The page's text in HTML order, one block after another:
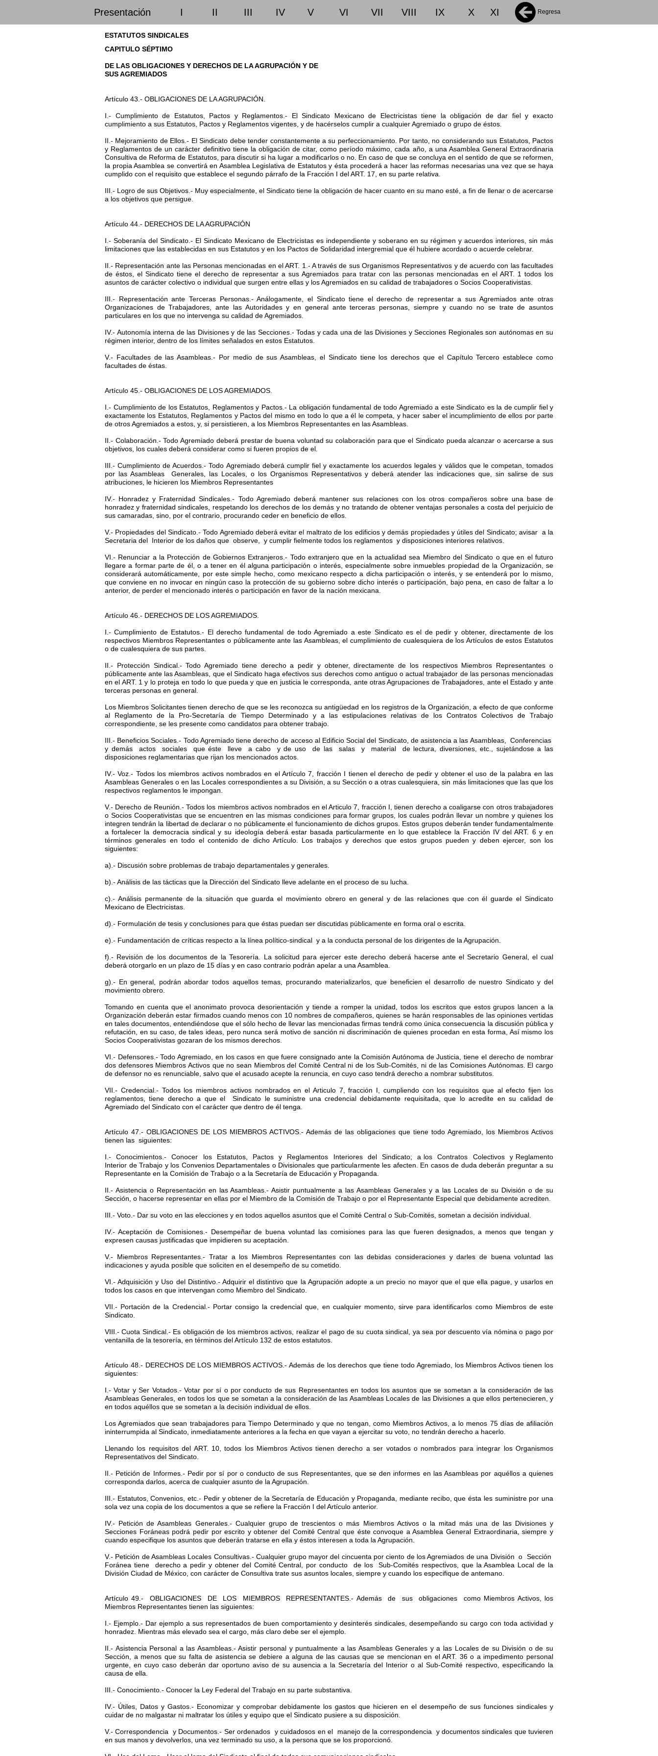
Regresa
I II III IV V VI VII VIII IX X
Presentación XI
ESTATUTOS SINDICALES
CAPITULO SÉPTIMO
DE LAS OBLIGACIONES Y DERECHOS DE LA AGRUPACIÓN Y DE
SUS AGREMIADOS
Artículo 43.- OBLIGACIONES DE LA AGRUPACIÓN.
I.- Cumplimiento de Estatutos, Pactos y Reglamentos.- El Sindicato Mexicano de Electricistas tiene la obligación de dar fiel y exacto
cumplimiento a sus Estatutos, Pactos y Reglamentos vigentes, y de hacérselos cumplir a cualquier Agremiado o grupo de éstos.
II.- Mejoramiento de Ellos.- El Sindicato debe tender constantemente a su perfeccionamiento. Por tanto, no considerando sus Estatutos, Pactos
y Reglamentos de un carácter definitivo tiene la obligación de citar, como período máximo, cada año, a una Asamblea General Extraordinaria
Consultiva de Reforma de Estatutos, para discutir si ha lugar a modificarlos o no. En caso de que se concluya en el sentido de que se reformen,
la propia Asamblea se convertirá en Asamblea Legislativa de Estatutos y ésta procederá a hacer las reformas necesarias una vez que se haya
cumplido con el requisito que establece el segundo párrafo de la Fracción I del ART. 17, en su parte relativa.
III.- Logro de sus Objetivos.- Muy especialmente, el Sindicato tiene la obligación de hacer cuanto en su mano esté, a fin de llenar o de acercarse
a los objetivos que persigue.
Artículo 44.- DERECHOS DE LA AGRUPACIÓN
I.- Soberanía del Sindicato.- El Sindicato Mexicano de Electricistas es independiente y soberano en su régimen y acuerdos interiores, sin más
limitaciones que las establecidas en sus Estatutos y en los Pactos de Solidaridad intergremial que él hubiere acordado o acuerde celebrar.
II.- Representación ante las Personas mencionadas en el ART. 1.- A través de sus Organismos Representativos y de acuerdo con las facultades
de éstos, el Sindicato tiene el derecho de representar a sus Agremiados para tratar con las personas mencionadas en el ART. 1 todos los
asuntos de carácter colectivo o individual que surgen entre ellas y los Agremiados en su calidad de trabajadores o Socios Cooperativistas.
III.- Representación ante Terceras Personas.- Análogamente, el Sindicato tiene el derecho de representar a sus Agremiados ante otras
Organizaciones de Trabajadores, ante las Autoridades y en general ante terceras personas, siempre y cuando no se trate de asuntos
particulares en los que no intervenga su calidad de Agremiados.
IV.- Autonomía interna de las Divisiones y de las Secciones.- Todas y cada una de las Divisiones y Secciones Regionales son autónomas en su
régimen interior, dentro de los límites señalados en estos Estatutos.
V.- Facultades de las Asambleas.- Por medio de sus Asambleas, el Sindicato tiene los derechos que el Capítulo Tercero establece como
facultades de éstas.
Artículo 45.- OBLIGACIONES DE LOS AGREMIADOS.
I.- Cumplimiento de los Estatutos, Reglamentos y Pactos.- La obligación fundamental de todo Agremiado a este Sindicato es la de cumplir fiel y
exactamente los Estatutos, Reglamentos y Pactos del mismo en todo lo que a él le competa, y hacer saber el incumplimiento de ellos por parte
de otros Agremiados a estos, y, si persistieren, a los Miembros Representantes en las Asambleas.
II.- Colaboración.- Todo Agremiado deberá prestar de buena voluntad su colaboración para que el Sindicato pueda alcanzar o acercarse a sus
objetivos, los cuales deberá considerar como si fueren propios de el.
III.- Cumplimiento de Acuerdos.- Todo Agremiado deberá cumplir fiel y exactamente los acuerdos legales y válidos que le competan, tomados
por las Asambleas Generales, las Locales, o los Organismos Representativos y deberá atender las indicaciones que, sin salirse de sus
atribuciones, le hicieren los Miembros Representantes
IV.- Honradez y Fraternidad Sindicales.- Todo Agremiado deberá mantener sus relaciones con los otros compañeros sobre una base de
honradez y fraternidad sindicales, respetando los derechos de los demás y no tratando de obtener ventajas personales a costa del perjuicio de
sus camaradas, sino, por el contrario, procurando ceder en beneficio de ellos.
V.- Propiedades del Sindicato.- Todo Agremiado deberá evitar el maltrato de los edificios y demás propiedades y útiles del Sindicato; avisar a la
Secretaria del Interior de los daños que observe, y cumplir fielmente todos los reglamentos y disposiciones interiores relativos.
VI.- Renunciar a la Protección de Gobiernos Extranjeros.- Todo extranjero que en la actualidad sea Miembro del Sindicato o que en el futuro
llegare a formar parte de él, o a tener en él alguna participación o interés, especialmente sobre inmuebles propiedad de la Organización, se
considerará automáticamente, por este simple hecho, como mexicano respecto a dicha participación o interés, y se entenderá por lo mismo,
que conviene en no invocar en ningún caso la protección de su gobierno sobre dicho interés o participación, bajo pena, en caso de faltar a lo
anterior, de perder el mencionado interés o participación en favor de la nación mexicana.
Artículo 46.- DERECHOS DE LOS AGREMIADOS.
I.- Cumplimiento de Estatutos.- El derecho fundamental de todo Agremiado a este Sindicato es el de pedir y obtener, directamente de los
respectivos Miembros Representantes o públicamente ante las Asambleas, el cumplimiento de cualesquiera de los Artículos de estos Estatutos
o de cualesquiera de sus partes.
II.- Protección Sindical.- Todo Agremiado tiene derecho a pedir y obtener, directamente de los respectivos Miembros Representantes o
públicamente ante las Asambleas, que el Sindicato haga efectivos sus derechos como antiguo o actual trabajador de las personas mencionadas
en el ART. 1 y lo proteja en todo lo que pueda y que en justicia le corresponda, ante otras Agrupaciones de Trabajadores, ante el Estado y ante
terceras personas en general.
Los Miembros Solicitantes tienen derecho de que se les reconozca su antigüedad en los registros de la Organización, a efecto de que conforme
al Reglamento de la Pro-Secretaría de Tiempo Determinado y a las estipulaciones relativas de los Contratos Colectivos de Trabajo
correspondiente, se les presente como candidatos para obtener trabajo.
III.- Beneficios Sociales.- Todo Agremiado tiene derecho de acceso al Edificio Social del Sindicato, de asistencia a las Asambleas, Conferencias
y demás actos sociales que éste lleve a cabo y de uso de las salas y material de lectura, diversiones, etc., sujetándose a las
disposiciones reglamentarias que rijan los mencionados actos.
IV.- Voz.- Todos los miembros activos nombrados en el Artículo 7, fracción I tienen el derecho de pedir y obtener el uso de la palabra en las
Asambleas Generales o en las Locales correspondientes a su División, a su Sección o a otras cualesquiera, sin más limitaciones que las que los
respectivos reglamentos le impongan.
V.- Derecho de Reunión.- Todos los miembros activos nombrados en el Articulo 7, fracción I, tienen derecho a coaligarse con otros trabajadores
o Socios Cooperativistas que se encuentren en las mismas condiciones para formar grupos, los cuales podrán llevar un nombre y quienes los
integren tendrán la libertad de declarar o no públicamente el funcionamiento de dichos grupos. Estos grupos deberán tender fundamentalmente
a fortalecer la democracia sindical y su ideología deberá estar basada particularmente en lo que establece la Fracción IV del ART. 6 y en
términos generales en todo el contenido de dicho Artículo. Los trabajos y derechos que estos grupos pueden y deben ejercer, son los
siguientes:
a).- Discusión sobre problemas de trabajo departamentales y generales.
b).- Análisis de las tácticas que la Dirección del Sindicato lleve adelante en el proceso de su lucha.
c).- Análisis permanente de la situación que guarda el movimiento obrero en general y de las relaciones que con él guarde el Sindicato
Mexicano de Electricistas.
d).- Formulación de tesis y conclusiones para que éstas puedan ser discutidas públicamente en forma oral o escrita.
e).- Fundamentación de críticas respecto a la línea político-sindical y a la conducta personal de los dirigentes de la Agrupación.
f).- Revisión de los documentos de la Tesorería. La solicitud para ejercer este derecho deberá hacerse ante el Secretario General, el cual
deberá otorgarlo en un plazo de 15 días y en caso contrario podrán apelar a una Asamblea.
g).- En general, podrán abordar todos aquellos temas, procurando materializarlos, que beneficien el desarrollo de nuestro Sindicato y del
movimiento obrero.
Tomando en cuenta que el anonimato provoca desorientación y tiende a romper la unidad, todos los escritos que estos grupos lancen a la
Organización deberán estar firmados cuando menos con 10 nombres de compañeros, quienes se harán responsables de las opiniones vertidas
en tales documentos, entendiéndose que el sólo hecho de llevar las mencionadas firmas tendrá como única consecuencia la discusión pública y
refutación, en su caso, de tales ideas, pero nunca será motivo de sanción ni discriminación de quienes procedan en esta forma, Así mismo los
Socios Cooperativistas gozaran de los mismos derechos.
VI.- Defensores.- Todo Agremiado, en los casos en que fuere consignado ante la Comisión Autónoma de Justicia, tiene el derecho de nombrar
dos defensores Miembros Activos que no sean Miembros del Comité Central ni de los Sub-Comités, ni de las Comisiones Autónomas. El cargo
de defensor no es renunciable, salvo que el acusado acepte la renuncia, en cuyo caso tendrá derecho a nombrar substitutos.
VII.- Credencial.- Todos los miembros activos nombrados en el Articulo 7, fracción I, cumpliendo con los requisitos que al efecto fijen los
reglamentos, tiene derecho a que el Sindicato le suministre una credencial debidamente requisitada, que lo acredite en su calidad de
Agremiado del Sindicato con el carácter que dentro de él tenga.
Artículo 47.- OBLIGACIONES DE LOS MIEMBROS ACTIVOS.- Además de las obligaciones que tiene todo Agremiado, los Miembros Activos
tienen las siguientes:
I.- Conocimientos.- Conocer los Estatutos, Pactos y Reglamentos Interiores del Sindicato; a los Contratos Colectivos y Reglamento
Interior de Trabajo y los Convenios Departamentales o Divisionales que particularmente les afecten. En casos de duda deberán preguntar a su
Representante en la Comisión de Trabajo o a la Secretaría de Educación y Propaganda.
II.- Asistencia o Representación en las Asambleas.- Asistir puntualmente a las Asambleas Generales y a las Locales de su División o de su
Sección, o hacerse representar en ellas por el Miembro de la Comisión de Trabajo o por el Representante Especial que debidamente acrediten.
III.- Voto.- Dar su voto en las elecciones y en todos aquellos asuntos que el Comité Central o Sub-Comités, sometan a decisión individual.
IV.- Aceptación de Comisiones.- Desempeñar de buena voluntad las comisiones para las que fueren designados, a menos que tengan y
expresen causas justificadas que impidieren su aceptación.
V.- Miembros Representantes.- Tratar a los Miembros Representantes con las debidas consideraciones y darles de buena voluntad las
indicaciones y ayuda posible que soliciten en el desempeño de su cometido.
VI.- Adquisición y Uso del Distintivo.- Adquirir el distintivo que la Agrupación adopte a un precio no mayor que el que ella pague, y usarlos en
todos los casos en que intervengan como Miembro del Sindicato.
VII.- Portación de la Credencial.- Portar consigo la credencial que, en cualquier momento, sirve para identificarlos como Miembros de este
Sindicato.
VIII.- Cuota Sindical.- Es obligación de los miembros activos, realizar el pago de su cuota sindical, ya sea por descuento vía nómina o pago por
ventanilla de la tesorería, en términos del Artículo 132 de estos estatutos.
Artículo 48.- DERECHOS DE LOS MIEMBROS ACTIVOS.- Además de los derechos que tiene todo Agremiado, los Miembros Activos tienen los
siguientes:
I.- Votar y Ser Votados.- Votar por sí o por conducto de sus Representantes en todos los asuntos que se sometan a la consideración de las
Asambleas Generales, en todos los que se sometan a la consideración de las Asambleas Locales de las Divisiones a que ellos pertenecieren, y
en todos aquéllos que se sometan a la decisión individual de ellos.
Los Agremiados que sean trabajadores para Tiempo Determinado y que no tengan, como Miembros Activos, a lo menos 75 días de afiliación
ininterrumpida al Sindicato, inmediatamente anteriores a la fecha en que vayan a ejercitar su voto, no tendrán derecho a hacerlo.
Llenando los requisitos del ART. 10, todos los Miembros Activos tienen derecho a ser votados o nombrados para integrar los Organismos
Representativos del Sindicato.
II.- Petición de Informes.- Pedir por sí por o conducto de sus Representantes, que se den informes en las Asambleas por aquéllos a quienes
corresponda darlos, acerca de cualquier asunto de la Agrupación.
III.- Estatutos, Convenios, etc.- Pedir y obtener de la Secretaría de Educación y Propaganda, mediante recibo, que ésta les suministre por una
sola vez una copia de los documentos a que se refiere la Fracción I del Artículo anterior.
IV.- Petición de Asambleas Generales.- Cualquier grupo de trescientos o más Miembros Activos o la mitad más una de las Divisiones y
Secciones Foráneas podrá pedir por escrito y obtener del Comité Central que éste convoque a Asamblea General Extraordinaria, siempre y
cuando especifique los asuntos que deberán tratarse en ella y éstos interesen a toda la Agrupación.
V.- Petición de Asambleas Locales Consultivas.- Cualquier grupo mayor del cincuenta por ciento de los Agremiados de una División o Sección
Foránea tiene derecho a pedir y obtener del Comité Central, por conducto de los Sub-Comités respectivos, que la Asamblea Local de la
División Ciudad de México, con carácter de Consultiva trate sus asuntos locales, siempre y cuando los especifique de antemano.
Artículo 49.- OBLIGACIONES DE LOS MIEMBROS REPRESENTANTES.- Además de sus obligaciones como Miembros Activos, los
Miembros Representantes tienen las siguientes:
I.- Ejemplo.- Dar ejemplo a sus representados de buen comportamiento y desinterés sindicales, desempeñando su cargo con toda actividad y
honradez. Mientras más elevado sea el cargo, más claro debe ser el ejemplo.
II.- Asistencia Personal a las Asambleas.- Asistir personal y puntualmente a las Asambleas Generales y a las Locales de su División o de su
Sección, a menos que su falta de asistencia se debiere a alguna de las causas que se mencionan en el ART. 36 o a impedimento personal
urgente, en cuyo caso deberán dar oportuno aviso de su ausencia a la Secretaría del Interior o al Sub-Comité respectivo, especificando la
causa de ella.
III.- Conocimiento.- Conocer la Ley Federal del Trabajo en su parte substantiva.
IV.- Útiles, Datos y Gastos.- Economizar y comprobar debidamente los gastos que hicieren en el desempeño de sus funciones sindicales y
cuidar de no malgastar ni maltratar los útiles y equipo que el Sindicato pusiere a su disposición.
V.- Correspondencia y Documentos.- Ser ordenados y cuidadosos en el manejo de la correspondencia y documentos sindicales que tuvieren
en sus manos y devolverlos, una vez terminado su uso, a la persona que se los proporcionó.